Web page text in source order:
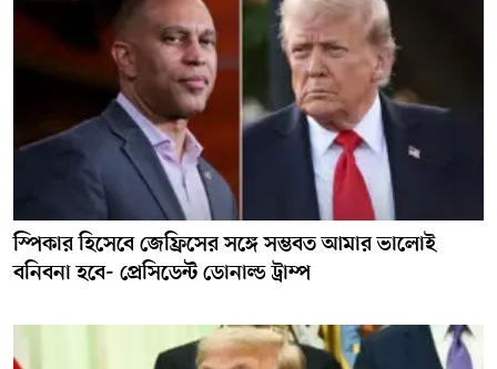
স্পিকার হিসেবে জেফ্রিসের সঙ্গে সম্ভবত আমার ভালোই
বনিবনা হবে- প্রেসিডেন্ট ডোনাল্ড ট্রাম্প